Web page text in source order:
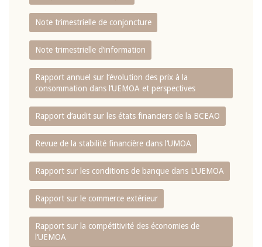
Note trimestrielle de conjoncture
Note trimestrielle d‘information
Rapport annuel sur l‘évolution des prix à la
consommation dans l‘UEMOA et perspectives
Rapport d‘audit sur les états financiers de la BCEAO
Revue de la stabilité financière dans l‘UMOA
Rapport sur les conditions de banque dans L‘UEMOA
Rapport sur le commerce extérieur
Rapport sur la compétitivité des économies de
l‘UEMOA